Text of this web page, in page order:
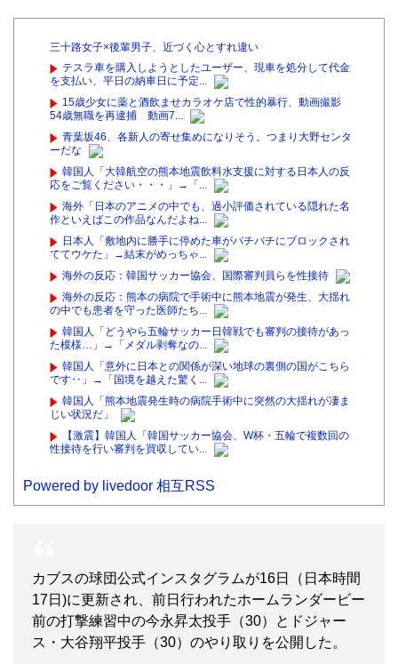
三十路女子×後輩男子、近づく心とすれ違い
テスラ車を購入しようとしたユーザー、現車を処分して代金
を支払い、平日の納車日に予定...
15歳少女に薬と酒飲ませカラオケ店で性的暴行、動画撮影
54歳無職を再逮捕 動画7...
青葉坂46、各新人の寄せ集めになりそう。つまり大野センタ
ーだな
韓国人「大韓航空の熊本地震飲料水支援に対する日本人の反
応をご覧ください・・・」→「...
海外「日本のアニメの中でも、過小評価されている隠れた名
作といえばこの作品なんだよね...
日本人「敷地内に勝手に停めた車がバチバチにブロックされ
ててウケた」→結末がめっちゃ...
海外の反応：韓国サッカー協会、国際審判員らを性接待
海外の反応：熊本の病院で手術中に熊本地震が発生、大揺れ
の中でも患者を守った医師たち...
韓国人「どうやら五輪サッカー日韓戦でも審判の接待があっ
た模様…」→「メダル剥奪なの...
韓国人「意外に日本との関係が深い地球の裏側の国がこちら
です‥」→「国境を越えた驚く...
韓国人「熊本地震発生時の病院手術中に突然の大揺れが凄ま
じい状況だ」
【激震】韓国人「韓国サッカー協会、W杯・五輪で複数回の
性接待を行い審判を買収してい...
Powered by livedoor 相互RSS
カブスの球団公式インスタグラムが16日（日本時間
17日)に更新され、前日行われたホームランダービー
前の打撃練習中の今永昇太投手（30）とドジャー
ス・大谷翔平投手（30）のやり取りを公開した。